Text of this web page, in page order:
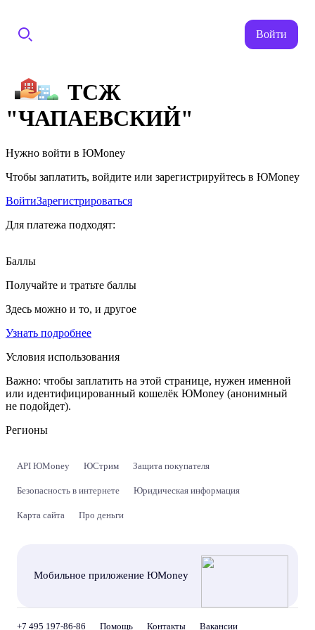
Войти
ТСЖ
"ЧАПАЕВСКИЙ"
Нужно войти в ЮMoney
Чтобы заплатить, войдите или зарегистрируйтесь в ЮMoney
ВойтиЗарегистрироваться
Для платежа подходят:
Баллы
Получайте и тратьте баллы
Здесь можно и то, и другое
Узнать подробнее
Условия использования
Важно: чтобы заплатить на этой странице, нужен именной
или идентифицированный кошелёк ЮMoney (анонимный
не подойдет).
Регионы
API ЮMoney ЮСтрим Защита покупателя
Безопасность в интернете Юридическая информация
Карта сайта Про деньги
Мобильное приложение ЮMoney
+7 495 197-86-86 Помощь Контакты Вакансии